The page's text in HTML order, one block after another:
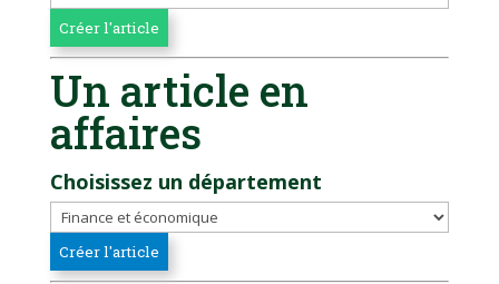
Un article en
affaires
Choisissez un département